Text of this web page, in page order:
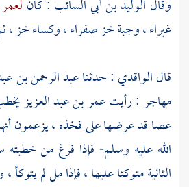
وقال الوليد بن أبي السائب : كان
غبراء ، وجبة خز صفراء ، وكساء خز ،
قالالواقدي : حدثناعبد الرحمن بن
مهاجر : رأيتعمر بن عبد العزيز
عصا قد عرضها على فخذه ، يزعمون
الله عليه وسلم- فإذا فرغ من
الثانية متوكئا عليها ، فإذا مل لم